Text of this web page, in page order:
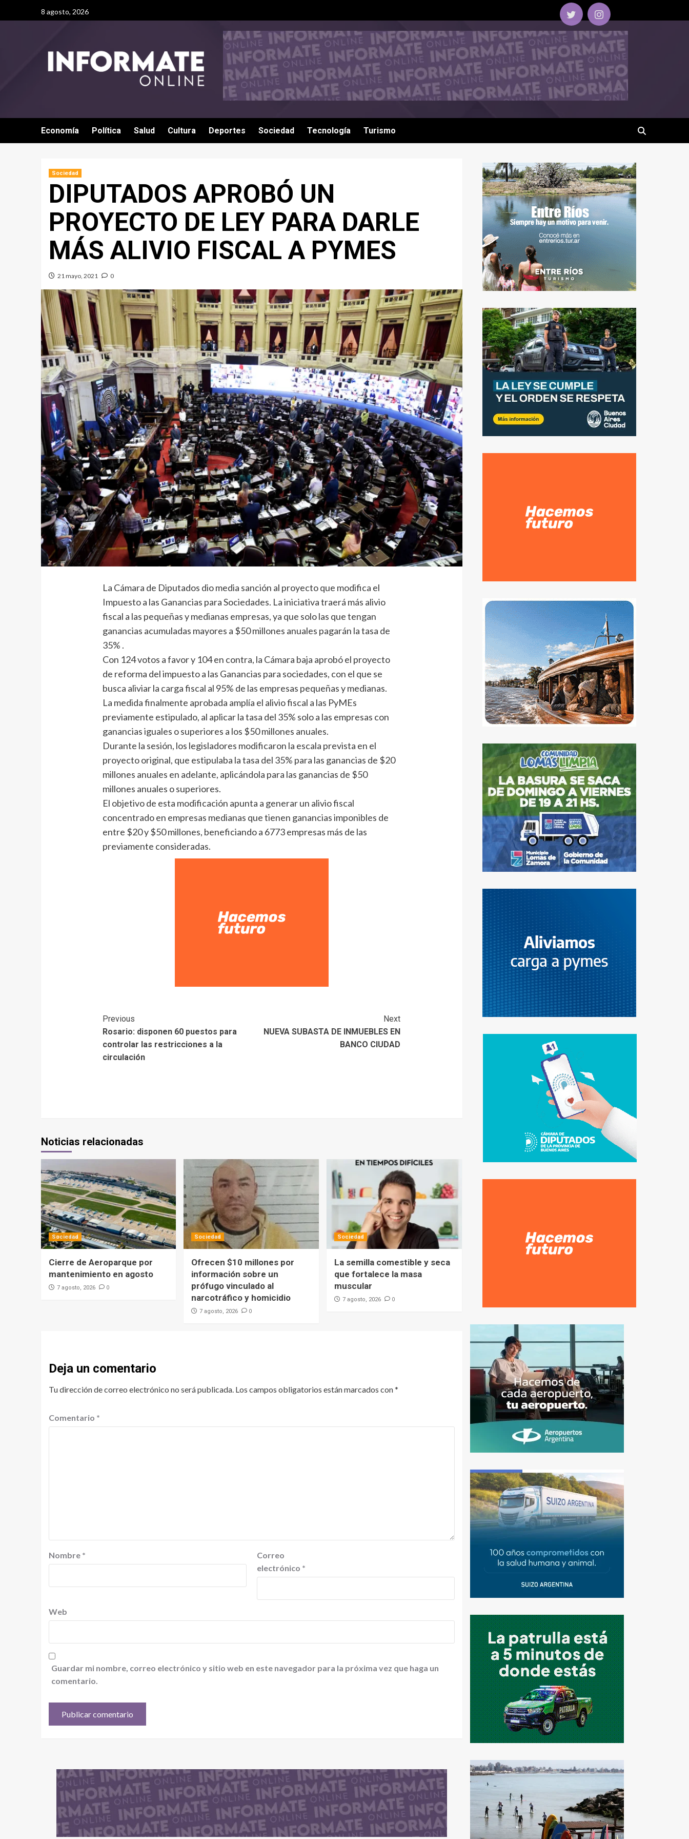
8 agosto, 2026
Economía Política Salud Cultura Deportes Sociedad Tecnología Turismo
Sociedad
DIPUTADOS APROBÓ UN
PROYECTO DE LEY PARA DARLE
MÁS ALIVIO FISCAL A PYMES
21 mayo, 2021 0
La Cámara de Diputados dio media sanción al proyecto que modifica el
Impuesto a las Ganancias para Sociedades. La iniciativa traerá más alivio
fiscal a las pequeñas y medianas empresas, ya que solo las que tengan
ganancias acumuladas mayores a $50 millones anuales pagarán la tasa de
35% .
Con 124 votos a favor y 104 en contra, la Cámara baja aprobó el proyecto
de reforma del impuesto a las Ganancias para sociedades, con el que se
busca aliviar la carga fiscal al 95% de las empresas pequeñas y medianas.
La medida finalmente aprobada amplía el alivio fiscal a las PyMEs
previamente estipulado, al aplicar la tasa del 35% solo a las empresas con
ganancias iguales o superiores a los $50 millones anuales.
Durante la sesión, los legisladores modificaron la escala prevista en el
proyecto original, que estipulaba la tasa del 35% para las ganancias de $20
millones anuales en adelante, aplicándola para las ganancias de $50
millones anuales o superiores.
El objetivo de esta modificación apunta a generar un alivio fiscal
concentrado en empresas medianas que tienen ganancias imponibles de
entre $20 y $50 millones, beneficiando a 6773 empresas más de las
previamente consideradas.
Previous
Rosario: disponen 60 puestos para
controlar las restricciones a la
circulación
Next
NUEVA SUBASTA DE INMUEBLES EN
BANCO CIUDAD
Noticias relacionadas
Sociedad
Cierre de Aeroparque por
mantenimiento en agosto
7 agosto, 2026 0
Sociedad
Ofrecen $10 millones por
información sobre un
prófugo vinculado al
narcotráfico y homicidio
7 agosto, 2026 0
Sociedad
La semilla comestible y seca
que fortalece la masa
muscular
7 agosto, 2026 0
Deja un comentario
Tu dirección de correo electrónico no será publicada. Los campos obligatorios están marcados con*
Comentario *
Nombre *
Correo
electrónico *
Web
Guardar mi nombre, correo electrónico y sitio web en este navegador para la próxima vez que haga un
comentario.